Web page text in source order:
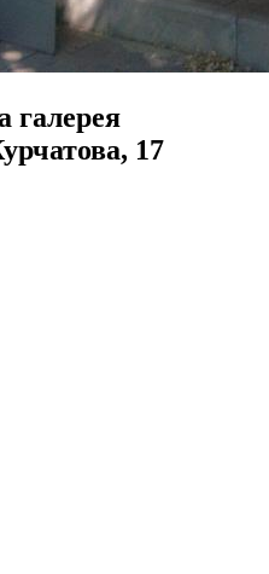
галерея
17